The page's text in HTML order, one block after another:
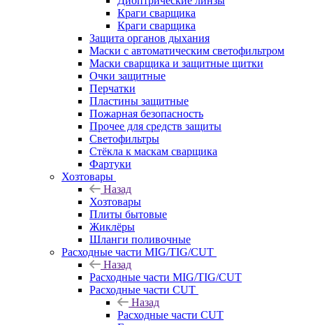
Краги сварщика
Краги сварщика
Защита органов дыхания
Маски с автоматическим светофильтром
Маски сварщика и защитные щитки
Очки защитные
Перчатки
Пластины защитные
Пожарная безопасность
Прочее для средств защиты
Светофильтры
Стёкла к маскам сварщика
Фартуки
Хозтовары
Назад
Хозтовары
Плиты бытовые
Жиклёры
Шланги поливочные
Расходные части MIG/TIG/CUT
Назад
Расходные части MIG/TIG/CUT
Расходные части CUT
Назад
Расходные части CUT